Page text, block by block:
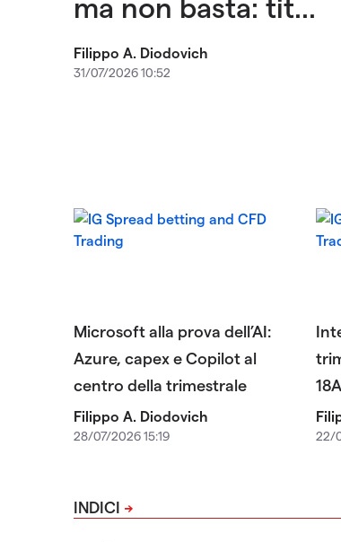
Filippo A. Diodovich
31/07/2026 10:52
Microsoft alla prova dell’AI:
Azure, capex e Copilot al
centro della trimestrale
Filippo A. Diodovich
28/07/2026 15:19 22/
INDICI